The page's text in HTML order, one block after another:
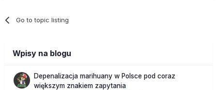
Go to topic listing
Wpisy na blogu
Depenalizacja marihuany w Polsce pod coraz
większym znakiem zapytania